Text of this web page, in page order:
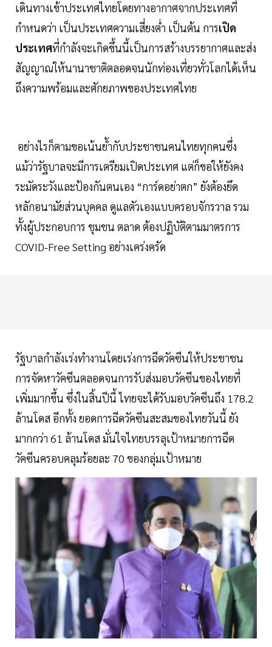
เดินทางเข้าประเทศไทยโดยทางอากาศจากประเทศที่
กำหนดว่า เป็นประเทศความเสี่ยงต่ำ เป็นต้น การเปิด
ประเทศที่กำลังจะเกิดขึ้นนี้เป็นการสร้างบรรยากาศและส่ง
สัญญาณให้นานาชาติตลอดจนนักท่องเที่ยวทั่วโลกได้เห็น
ถึงความพร้อมและศักยภาพของประเทศไทย
อย่างไรก็ตามขอเน้นย้ำกับประชาชนคนไทยทุกคนซึ่ง
แม้ว่ารัฐบาลจะมีการเตรียมเปิดประเทศ แต่ก็ขอให้ยังคง
ระมัดระวังและป้องกันตนเอง “การ์ดอย่าตก” ยังต้องยึด
หลักอนามัยส่วนบุคคล ดูแลตัวเองแบบครอบจักรวาล รวม
ทั้งผู้ประกอบการ ชุมชน ตลาด ต้องปฏิบัติตามมาตรการ
COVID-Free Setting อย่างเคร่งครัด
รัฐบาลกำลังเร่งทำงานโดยเร่งการฉีดวัคซีนให้ประชาชน
การจัดหาวัคซีนตลอดจนการรับส่งมอบวัคซีนของไทยที่
เพิ่มมากขึ้น ซึ่งในสิ้นปีนี้ ไทยจะได้รับมอบวัคซีนถึง 178.2
ล้านโดส อีกทั้ง ยอดการฉีดวัคซีนสะสมของไทยวันนี้ ยัง
มากกว่า 61 ล้านโดส มั่นใจไทยบรรลุเป้าหมายการฉีด
วัคซีนครอบคลุมร้อยละ 70 ของกลุ่มเป้าหมาย